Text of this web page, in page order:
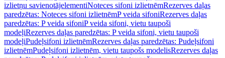
izlietņu savienotājelementiNoteces sifoni izlietnēmRezerves daļas
paredzētas: Noteces sifoni izlietnēmP veida sifoniRezerves daļas
paredzētas: P veida sifoniP veida sifoni, vietu taupoši
modeļiRezerves daļas paredzētas: P veida sifoni, vietu taupoši
modeļiPudeļsifoni izlietnēmRezerves daļas paredzētas: Pudeļsifoni
izlietnēmPudeļsifoni izlietnēm, vietu taupošs modelisRezerves daļas